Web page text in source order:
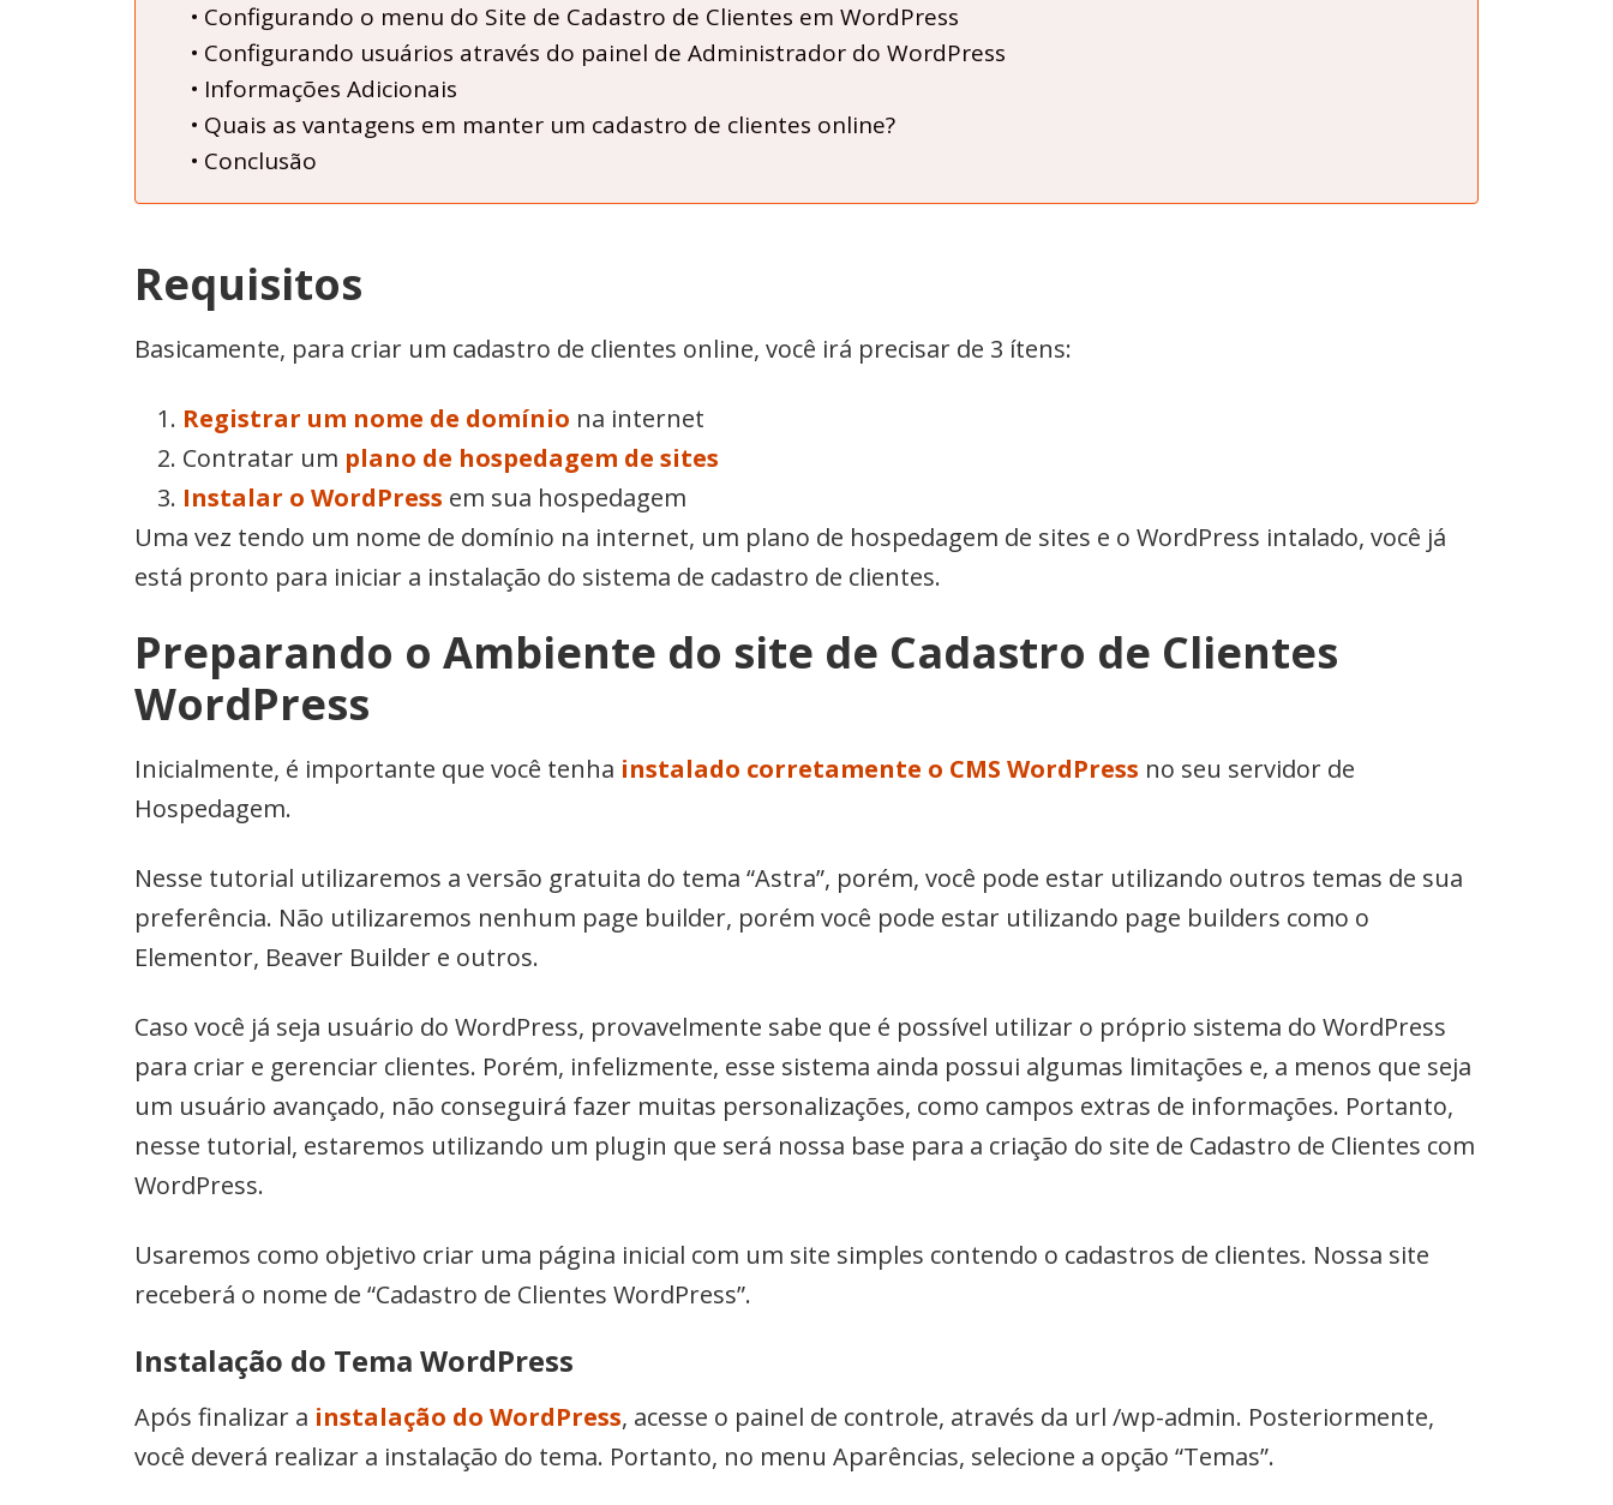
Configurando o menu do Site de Cadastro de Clientes em WordPress
Configurando usuários através do painel de Administrador do WordPress
Informações Adicionais
Quais as vantagens em manter um cadastro de clientes online?
Conclusão
Requisitos
Basicamente, para criar um cadastro de clientes online, você irá precisar de 3 ítens:
Registrar um nome de domínio na internet
Contratar um plano de hospedagem de sites
Instalar o WordPress em sua hospedagem
Uma vez tendo um nome de domínio na internet, um plano de hospedagem de sites e o WordPress intalado, você já
está pronto para iniciar a instalação do sistema de cadastro de clientes.
Preparando o Ambiente do site de Cadastro de Clientes
WordPress
Inicialmente, é importante que você tenha instalado corretamente o CMS WordPress no seu servidor de
Hospedagem.
Nesse tutorial utilizaremos a versão gratuita do tema “Astra”, porém, você pode estar utilizando outros temas de sua
preferência. Não utilizaremos nenhum page builder, porém você pode estar utilizando page builders como o
Elementor, Beaver Builder e outros.
Caso você já seja usuário do WordPress, provavelmente sabe que é possível utilizar o próprio sistema do WordPress
para criar e gerenciar clientes. Porém, infelizmente, esse sistema ainda possui algumas limitações e, a menos que seja
um usuário avançado, não conseguirá fazer muitas personalizações, como campos extras de informações. Portanto,
nesse tutorial, estaremos utilizando um plugin que será nossa base para a criação do site de Cadastro de Clientes com
WordPress.
Usaremos como objetivo criar uma página inicial com um site simples contendo o cadastros de clientes. Nossa site
receberá o nome de “Cadastro de Clientes WordPress”.
Instalação do Tema WordPress
Após finalizar a instalação do WordPress, acesse o painel de controle, através da url /wp-admin. Posteriormente,
você deverá realizar a instalação do tema. Portanto, no menu Aparências, selecione a opção “Temas”.